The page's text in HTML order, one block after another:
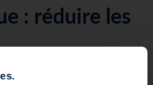
: réduire les